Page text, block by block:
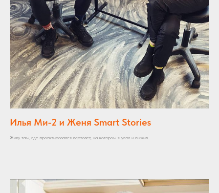
Илья Ми-2 и Женя Smart Stories
Живу там, где проектировался вертолет, на котором я упал и выжил.